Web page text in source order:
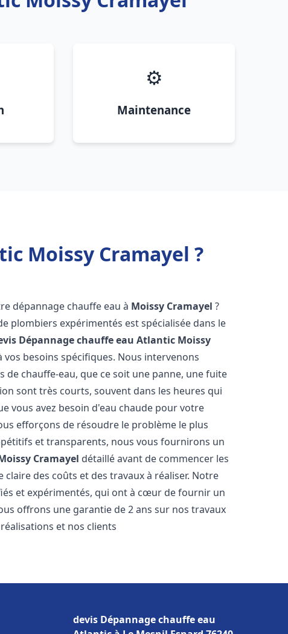
⚙️
Maintenance
Moissy Cramayel ?
dépannage chauffe eau à Moissy Cramayel ?
plombiers expérimentés est spécialisée dans le
Dépannage chauffe eau Atlantic Moissy
besoins spécifiques. Nous intervenons
chauffe-eau, que ce soit une panne, une fuite
sont très courts, souvent dans les heures qui
vous avez besoin d'eau chaude pour votre
efforçons de résoudre le problème le plus
et transparents, nous vous fournirons un
Cramayel détaillé avant de commencer les
des coûts et des travaux à réaliser. Notre
et expérimentés, qui ont à cœur de fournir un
offrons une garantie de 2 ans sur nos travaux
et nos clients
devis Dépannage chauffe eau